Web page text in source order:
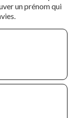
un prénom qui